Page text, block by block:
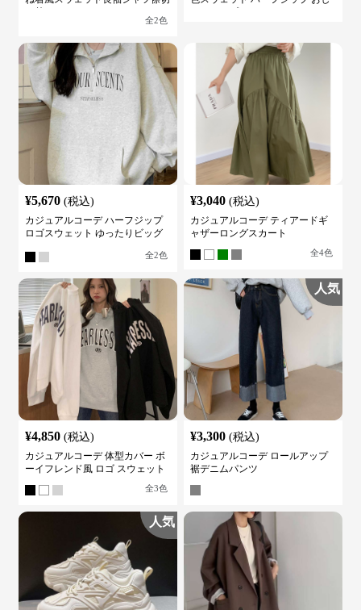
全2色
¥5,670 (税込)
カジュアルコーデ ハーフジップ
ロゴスウェット ゆったりビッグ
全2色
¥3,040 (税込)
カジュアルコーデ ティアードギ
ャザーロングスカート
全4色
¥4,850 (税込)
カジュアルコーデ 体型カバー ボ
ーイフレンド風 ロゴ スウェット
全3色
人気
¥3,300 (税込)
カジュアルコーデ ロールアップ
裾デニムパンツ
人気